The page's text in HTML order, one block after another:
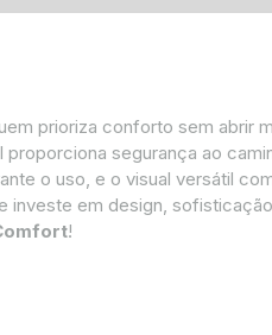
prioriza conforto sem abrir
segurança ao
o uso, e o visual versátil
investe em design,
!